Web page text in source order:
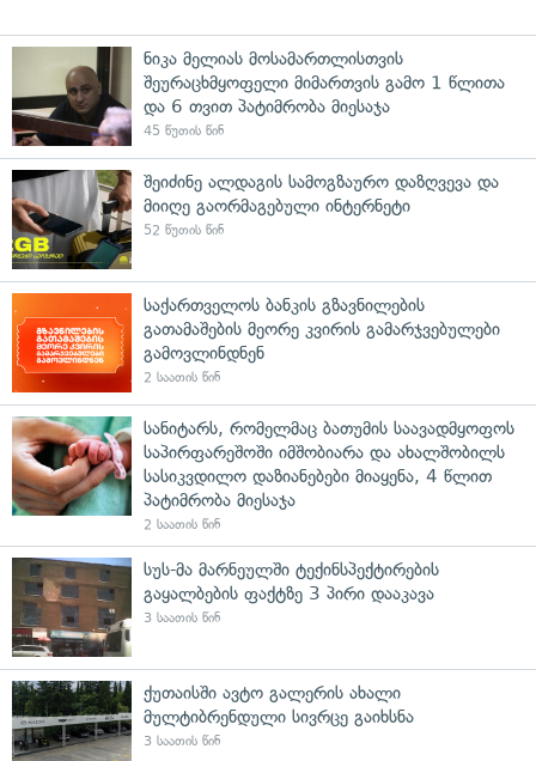
ნიკა მელიას მოსამართლისთვის
შეურაცხმყოფელი მიმართვის გამო 1 წლითა
და 6 თვით პატიმრობა მიესაჯა
45 წუთის წინ
შეიძინე ალდაგის სამოგზაურო დაზღვევა და
მიიღე გაორმაგებული ინტერნეტი
52 წუთის წინ
საქართველოს ბანკის გზავნილების
გათამაშების მეორე კვირის გამარჯვებულები
გამოვლინდნენ
2 საათის წინ
სანიტარს, რომელმაც ბათუმის საავადმყოფოს
საპირფარეშოში იმშობიარა და ახალშობილს
სასიკვდილო დაზიანებები მიაყენა, 4 წლით
პატიმრობა მიესაჯა
2 საათის წინ
სუს-მა მარნეულში ტექინსპექტირების
გაყალბების ფაქტზე 3 პირი დააკავა
3 საათის წინ
ქუთაისში ავტო გალერის ახალი
მულტიბრენდული სივრცე გაიხსნა
3 საათის წინ